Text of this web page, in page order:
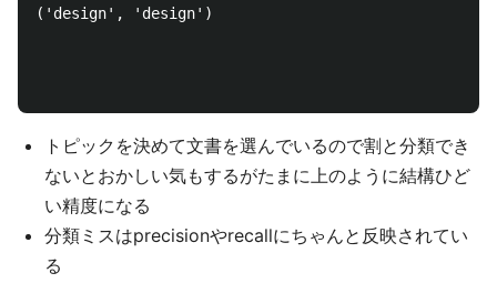
('design', 'design')
トピックを決めて文書を選んでいるので割と分類でき
ないとおかしい気もするがたまに上のように結構ひど
い精度になる
分類ミスはprecisionやrecallにちゃんと反映されてい
る